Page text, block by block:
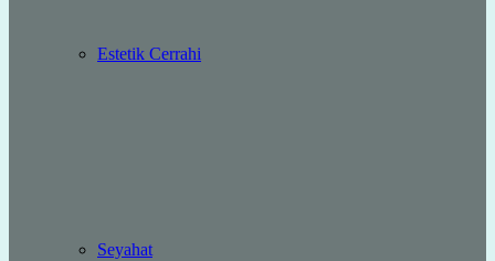
Estetik Cerrahi
Seyahat